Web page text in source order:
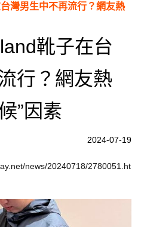
灣男生中不再流行？網友熱
靴子在台
行？網友熱
”因素
2024-07-19
news/20240718/2780051.ht